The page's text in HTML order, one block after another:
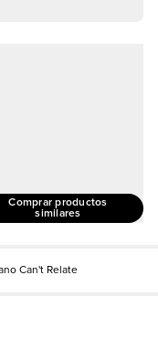
Comprar productos
similares
Can't Relate